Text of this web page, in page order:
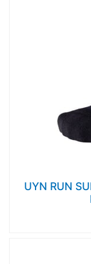
UYN RUN